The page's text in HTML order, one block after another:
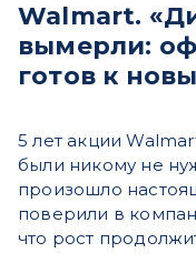
Walmart.
вымерли:
готов к
5 лет акции
были никому не
произошло
поверили в
что рост